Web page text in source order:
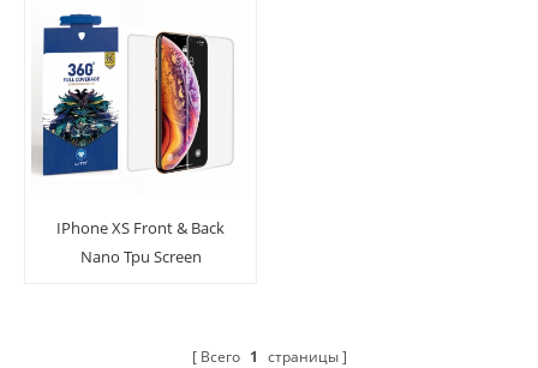
IPhone XS Front & Back
Nano Tpu Screen
Всего 1 страницы